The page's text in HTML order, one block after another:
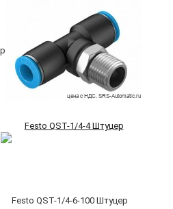
Festo QST-1/4-4 Штуцер